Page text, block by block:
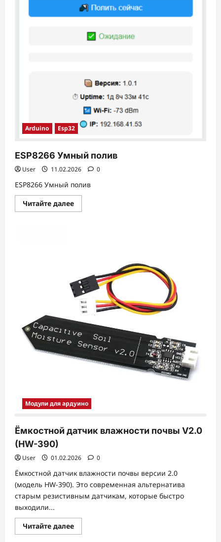
Arduino Esp32
ESP8266 Умный полив
User 11.02.2026 0
ESP8266 Умный полив
Читайте далееПрочитать
больше
Модули для ардуино
Ёмкостной датчик влажности почвы V2.0
(HW-390)
User 01.02.2026 0
Ёмкостной датчик влажности почвы версии 2.0
(модель HW-390). Это современная альтернатива
старым резистивным датчикам, которые быстро
выходили...
Читайте далееПрочитать
больше